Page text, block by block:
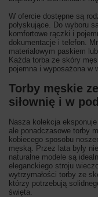
W ofercie dostępne są
połyskujące. Do wyboru
komfortowe rączki i
dokumentacje i telefon.
materiałowym paskiem
Każda torba ze skóry
pojemna i wyposażona w
Torby męskie
siłownię i w
Nasza kolekcja
ale ponadczasowe torby
kobiecego sposobu
męską. Przez lata były
naturalne modele są
eleganckiego stroju
wytrzymałości torby ze
którzy potrzebują
święta.